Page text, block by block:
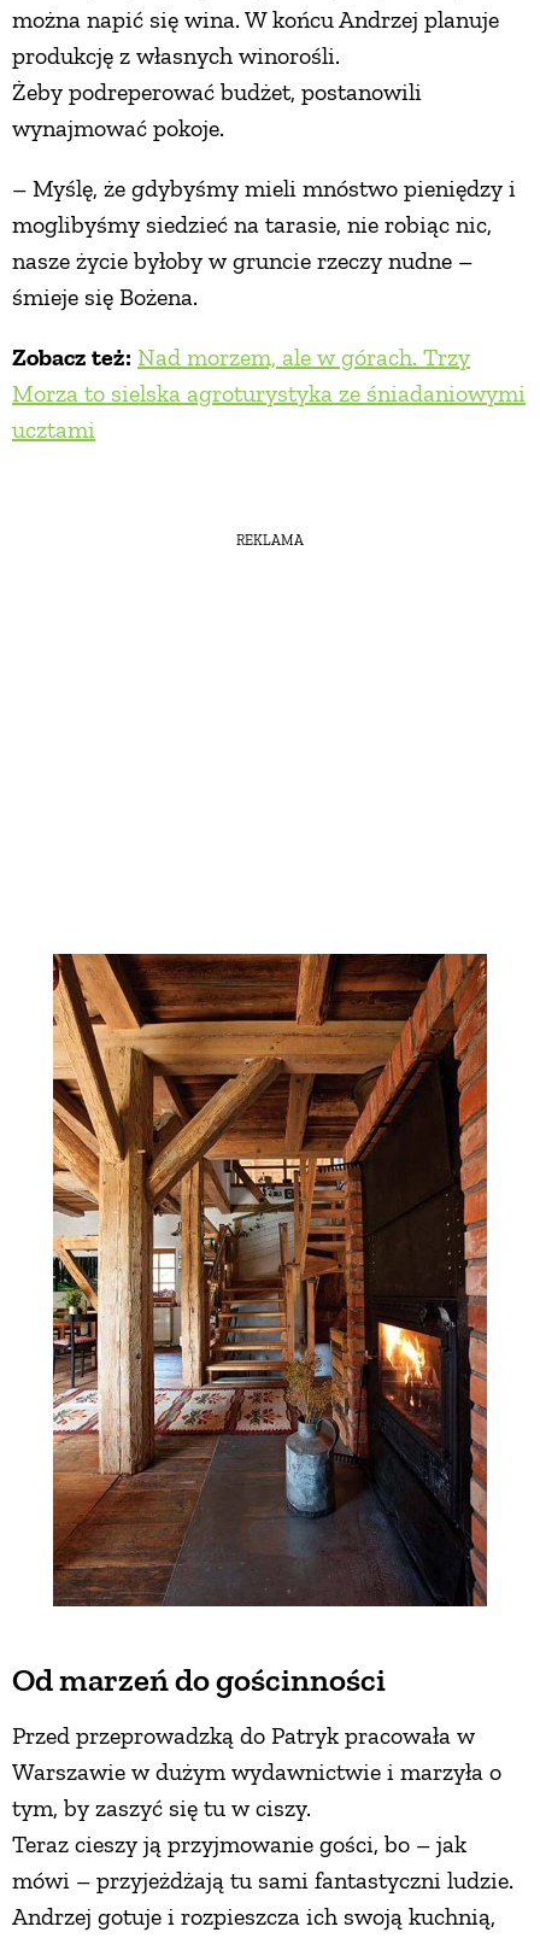
można napić się wina. W końcu Andrzej planuje
produkcję z własnych winorośli.
Żeby podreperować budżet, postanowili
wynajmować pokoje.
– Myślę, że gdybyśmy mieli mnóstwo pieniędzy i
moglibyśmy siedzieć na tarasie, nie robiąc nic,
nasze życie byłoby w gruncie rzeczy nudne –
śmieje się Bożena.
Zobacz też: Nad morzem, ale w górach. Trzy
Morza to sielska agroturystyka ze śniadaniowymi
ucztami
REKLAMA
Od marzeń do gościnności
Przed przeprowadzką do Patryk pracowała w
Warszawie w dużym wydawnictwie i marzyła o
tym, by zaszyć się tu w ciszy.
Teraz cieszy ją przyjmowanie gości, bo – jak
mówi – przyjeżdżają tu sami fantastyczni ludzie.
Andrzej gotuje i rozpieszcza ich swoją kuchnią,